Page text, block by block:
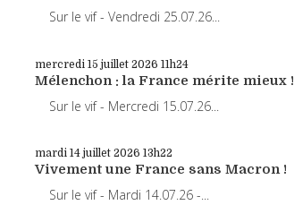
Sur le vif - Vendredi 25.07.26...
mercredi 15 juillet 2026 11h24
Mélenchon : la France mérite mieux !
Sur le vif - Mercredi 15.07.26...
mardi 14 juillet 2026 13h22
Vivement une France sans Macron !
Sur le vif - Mardi 14.07.26 -...